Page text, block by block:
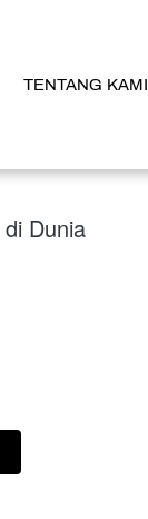
TENTANG KAMI
TENTANG KAMI
Dunia